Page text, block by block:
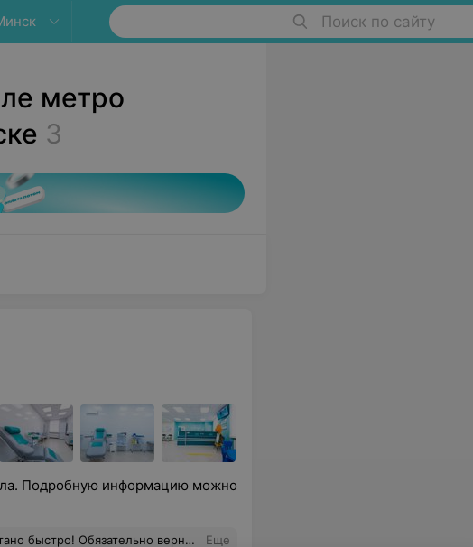
Поиск по сайту
метро
3
Подробную информацию можно
быстро! Обязательно вернусь! Еще